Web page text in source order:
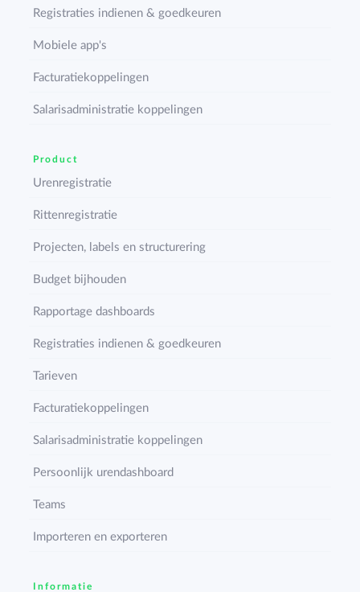
Registraties indienen & goedkeuren
Mobiele app's
Facturatiekoppelingen
Salarisadministratie koppelingen
Product
Urenregistratie
Rittenregistratie
Projecten, labels en structurering
Budget bijhouden
Rapportage dashboards
Registraties indienen & goedkeuren
Tarieven
Facturatiekoppelingen
Salarisadministratie koppelingen
Persoonlijk urendashboard
Teams
Importeren en exporteren
Informatie